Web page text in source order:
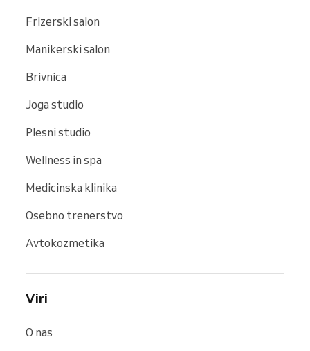
Frizerski salon
Manikerski salon
Brivnica
Joga studio
Plesni studio
Wellness in spa
Medicinska klinika
Osebno trenerstvo
Avtokozmetika
Viri
O nas